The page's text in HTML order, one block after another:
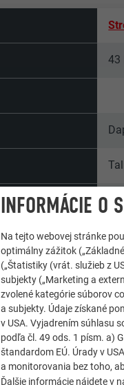
43
©
INFORMÁCIE O
Na tejto webovej stránke
optimálny zážitok
(„Štatistiky (vrát. služieb z
subjekty („Marketing a
zvolené kategórie súborov
a subjekty. Údaje získané
v USA. Vyjadrením súhlasu
podľa čl. 49 ods. 1 písm. a)
štandardom EÚ. Úrady v
a monitorovania bez toho,
Ďalšie informácie nájdete v